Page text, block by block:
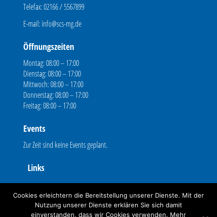
Telefax: 02166 / 5567899
E-mail:info@scs-mg.de
Öffnungszeiten
Montag: 08:00 – 17:00
Dienstag: 08:00 – 17:00
Mittwoch: 08:00 – 17:00
Donnerstag: 08:00 – 17:00
Freitag: 08:00 – 17:00
Events
Zur Zeit sind keine Events geplant.
Links
Fernwartung
Kontakt
Cookies erleichtern die Bereitstellung unserer Dienste. Mit der
Nutzung unserer Dienste erklären Sie sich damit
einverstanden, dass wir Cookies verwenden. Mehr